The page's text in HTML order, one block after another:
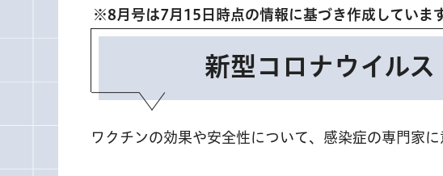
※8月号は7月15日時点の情報に基づき作成しています
新型コロナウイル
ワクチンの効果や安全性について、感染症の専門家に